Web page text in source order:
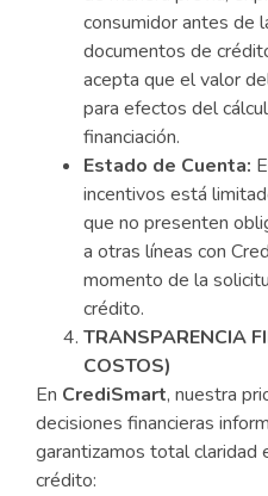
consumidor antes de
documentos de
acepta que el valor
para efectos del
financiación.
Estado de Cuenta:
incentivos está
que no presenten
a otras líneas con
momento de la
crédito.
TRANSPARENCIA
COSTOS)
En CrediSmart, nuestra
decisiones financieras
garantizamos total claridad
crédito: